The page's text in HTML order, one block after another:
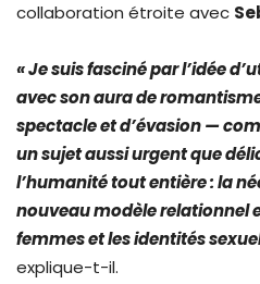
collaboration étroite avec
« Je suis fasciné par l’idée
avec son aura de
spectacle et d’évasion —
un sujet aussi urgent que
l’humanité tout entière : la
nouveau modèle relationnel
femmes et les identités
explique-t-il.